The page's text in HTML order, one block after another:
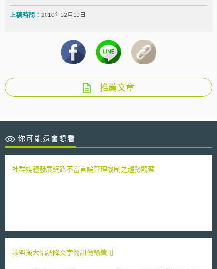
上稿時間： 2010年12月10日
推薦文章
你可能還會想看
社群媒體發展網路不當言論管理機制之趨勢觀察
歐盟擬大幅調降文字簡訊傳輸費用